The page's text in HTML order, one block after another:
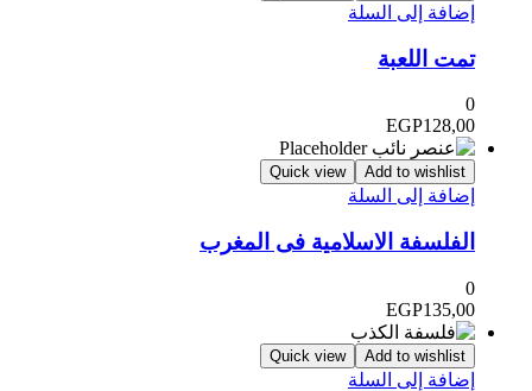
إضافة إلى السلة
تمت اللعبة
0
EGP128,00
Add to wishlist
Quick view
إضافة إلى السلة
الفلسفة الاسلامية فى المغرب
0
EGP135,00
Add to wishlist
Quick view
إضافة إلى السلة